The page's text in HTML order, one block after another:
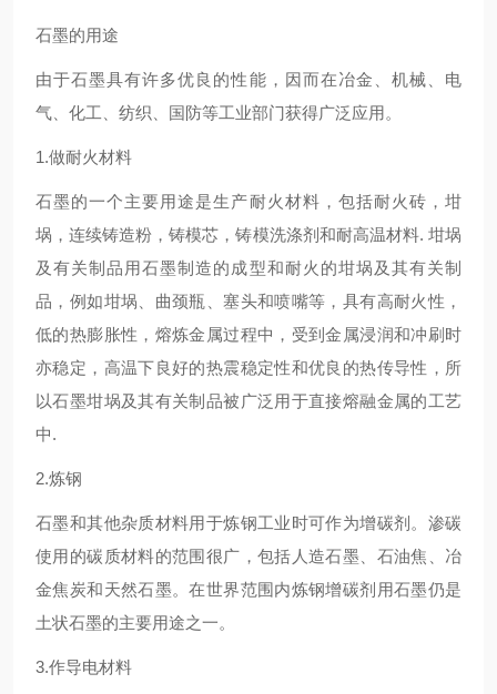
石墨的用途
由于石墨具有许多优良的性能，因而在冶金、机械、电
气、化工、纺织、国防等工业部门获得广泛应用。
1.做耐火材料
石墨的一个主要用途是生产耐火材料，包括耐火砖，坩
埚，连续铸造粉，铸模芯，铸模洗涤剂和耐高温材料. 坩埚
及有关制品用石墨制造的成型和耐火的坩埚及其有关制
品，例如坩埚、曲颈瓶、塞头和喷嘴等，具有高耐火性，
低的热膨胀性，熔炼金属过程中，受到金属浸润和冲刷时
亦稳定，高温下良好的热震稳定性和优良的热传导性，所
以石墨坩埚及其有关制品被广泛用于直接熔融金属的工艺
中.
2.炼钢
石墨和其他杂质材料用于炼钢工业时可作为增碳剂。渗碳
使用的碳质材料的范围很广，包括人造石墨、石油焦、冶
金焦炭和天然石墨。在世界范围内炼钢增碳剂用石墨仍是
土状石墨的主要用途之一。
3.作导电材料